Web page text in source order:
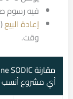
فيه رسوم
إعادة البيع
وقت.
أي مشروع أنسب